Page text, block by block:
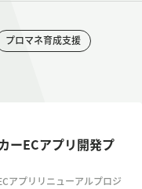
プロマネ育成支援
ーECアプリ開発プ
アプリリニューアルプロジ